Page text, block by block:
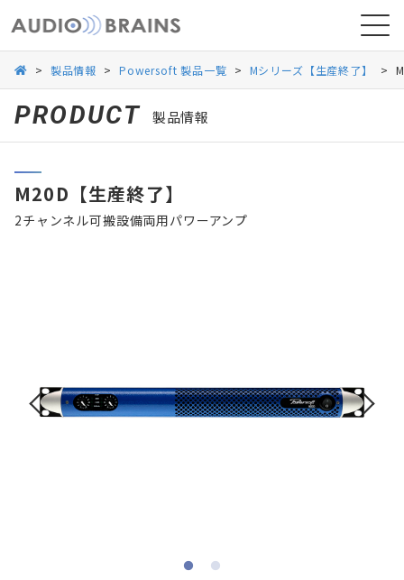
導入事例
お問い合わせ
> 製品情報 > Powersoft 製品一覧 > Mシリーズ【生産終了】 >
PRODUCT 製品情報
M20D【生産終了】
2チャンネル可搬設備両用パワーアンプ